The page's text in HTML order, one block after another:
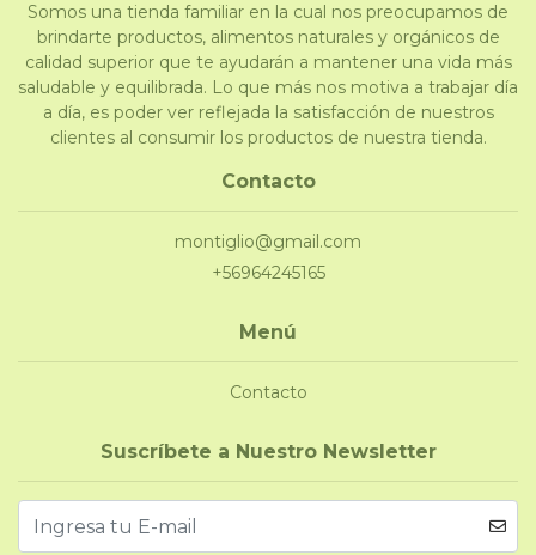
Somos una tienda familiar en la cual nos preocupamos de
brindarte productos, alimentos naturales y orgánicos de
calidad superior que te ayudarán a mantener una vida más
saludable y equilibrada. Lo que más nos motiva a trabajar día
a día, es poder ver reflejada la satisfacción de nuestros
clientes al consumir los productos de nuestra tienda.
Contacto
montiglio@gmail.com
+56964245165
Menú
Contacto
Suscríbete a Nuestro Newsletter